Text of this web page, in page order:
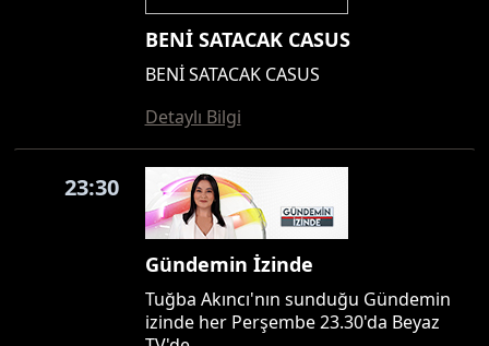
BENİ SATACAK CASUS
BENİ SATACAK CASUS
Detaylı Bilgi
23:30
Gündemin İzinde
Tuğba Akıncı'nın sunduğu Gündemin
izinde her Perşembe 23.30'da Beyaz